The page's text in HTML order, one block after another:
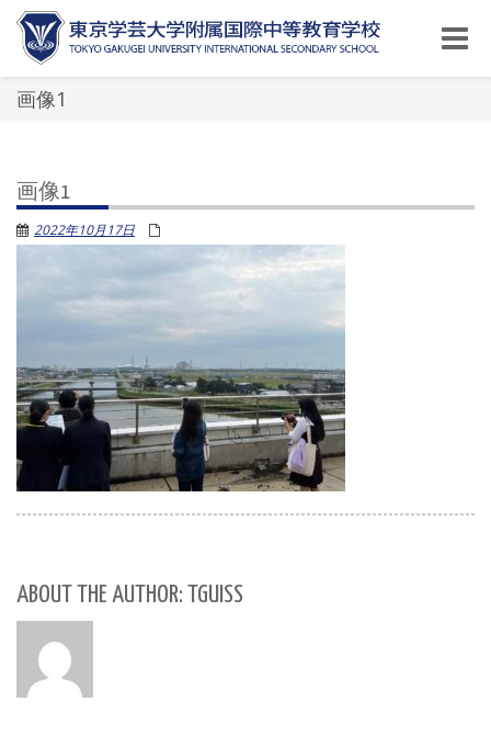
Toggle
画像1
画像1
2022年10月17日
ABOUT THE AUTHOR: TGUISS